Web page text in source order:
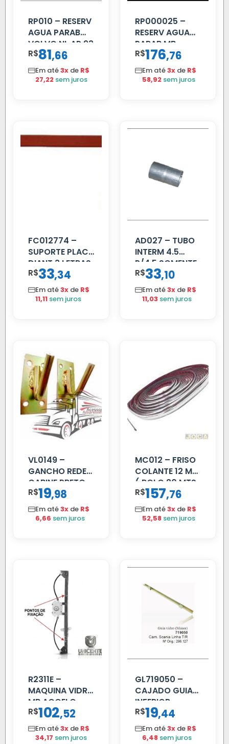
RP010 – RESERV
AGUA PARAB
VOLVO NL AP 93
R$81,66
Em até3x de R$
27,22 sem juros
RP000025 –
RESERV AGUA
PARAB MB
ACCELO
C/TAMPA
R$176,76
Em até3x de R$
58,92 sem juros
FC012774 –
SUPORTE PLACA
DIANT 3 LETRAS
REFORCADO
R$33,34
Em até3x de R$
11,11 sem juros
AD027 – TUBO
INTERM 4.5
P/4.5 SOMENTE
PROLONGADOR
R$33,10
Em até3x de R$
11,03 sem juros
VL0149 –
GANCHO REDE
CABINE PRETO
R$19,98
Em até3x de R$
6,66 sem juros
MC012 – FRISO
COLANTE 12 MM
( ROLO 20 MTS
)
R$157,76
Em até3x de R$
52,58 sem juros
R2311E –
MAQUINA VIDRO
MB ACCELO
2002 ATE 2011
S/MOTOR LE
R$102,52
Em até3x de R$
34,17 sem juros
GL719050 –
CAJADO GUIA
INFERIOR
SCANIA T/R
112/113 MENOR
R$19,44
Em até3x de R$
6,48 sem juros